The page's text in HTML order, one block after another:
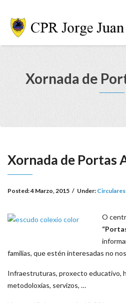
Xornada de
Xornada de Portas
Posted:4 Marzo, 2015 / Under: Circulares
O
familias, que estén interesadas no
Infraestruturas, proxecto educativo,
metodoloxías, servizos, …